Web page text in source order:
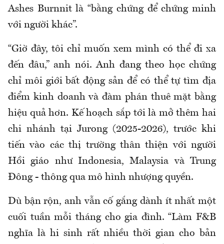
Ashes Burnnit là “bằng chứng để chứng minh
với người khác”.
“Giờ đây, tôi chỉ muốn xem mình có thể đi xa
đến đâu,” anh nói. Anh đang theo học chứng
chỉ môi giới bất động sản để có thể tự tìm địa
điểm kinh doanh và đàm phán thuê mặt bằng
hiệu quả hơn. Kế hoạch sắp tới là mở thêm hai
chi nhánh tại Jurong (2025-2026), trước khi
tiến vào các thị trường thân thiện với người
Hồi giáo như Indonesia, Malaysia và Trung
Đông - thông qua mô hình nhượng quyền.
Dù bận rộn, anh vẫn cố gắng dành ít nhất một
cuối tuần mỗi tháng cho gia đình. “Làm F&B
nghĩa là hi sinh rất nhiều thời gian cho bản